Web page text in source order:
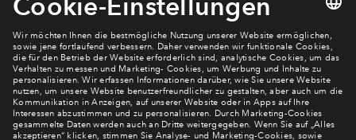
Newsletter Anmeldung
Verpassen Sie zu diesem Wohnprojekt keine Neuigkeiten
mehr! Wir halten Sie auf dem Laufenden – mit unserem
regelmäßig erscheinenden Newsletter informieren wir Sie
über den Stand dieses und weiterer Neubauprojekte.